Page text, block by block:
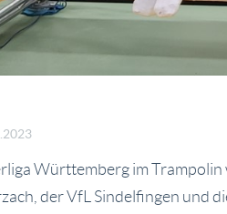
Württemberg im
der VfL Sindelfingen und